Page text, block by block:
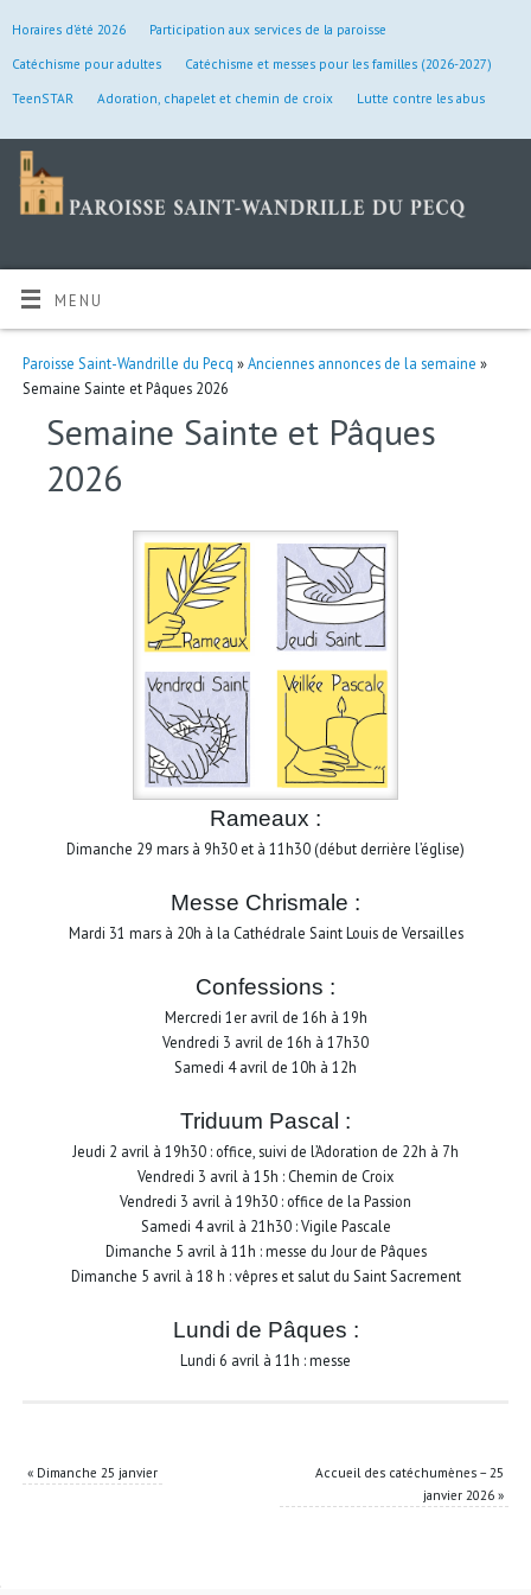
Horaires d’été 2026
Participation aux services de la paroisse
Catéchisme pour adultes
Catéchisme et messes pour les familles (2026-2027)
TeenSTAR
Adoration, chapelet et chemin de croix Lutte contre les abus
MENU
Paroisse Saint-Wandrille du Pecq »Anciennes annonces de la semaine »
Semaine Sainte et Pâques 2026
Semaine Sainte et Pâques
2026
Rameaux :
Dimanche 29 mars à 9h30 et à 11h30 (début derrière l’église)
Messe Chrismale :
Mardi 31 mars à 20h à la Cathédrale Saint Louis de Versailles
Confessions :
Mercredi 1er avril de 16h à 19h
Vendredi 3 avril de 16h à 17h30
Samedi 4 avril de 10h à 12h
Triduum Pascal :
Jeudi 2 avril à 19h30 : office, suivi de l’Adoration de 22h à 7h
Vendredi 3 avril à 15h : Chemin de Croix
Vendredi 3 avril à 19h30 : office de la Passion
Samedi 4 avril à 21h30 : Vigile Pascale
Dimanche 5 avril à 11h : messe du Jour de Pâques
Dimanche 5 avril à 18 h : vêpres et salut du Saint Sacrement
Lundi de Pâques :
Lundi 6 avril à 11h : messe
«Dimanche 25 janvier
Accueil des catéchumènes – 25
janvier 2026»